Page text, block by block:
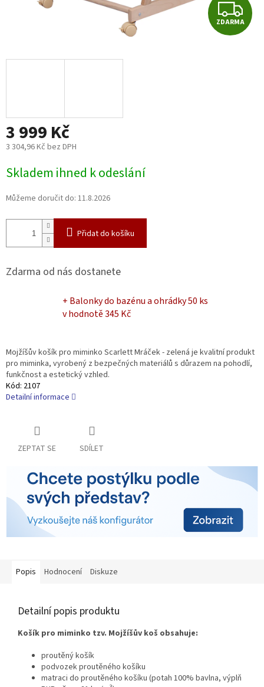
Z
D
ZDARMA
3 999 Kč
3 304,96 Kč bez DPH
cena:
Skladem ihned k odeslání
Můžeme doručit do: 11.8.2026
Přidat do košíku
Zdarma od nás dostanete
+ Balonky do bazénu a ohrádky 50 ks
v hodnotě 345 Kč
Mojžíšův košík pro miminko Scarlett Mráček - zelená je kvalitní produkt
pro miminka, vyrobený z bezpečných materiálů s důrazem na pohodlí,
funkčnost a estetický vzhled.
Kód: 2107
Detailní informace
ZEPTAT SE SDÍLET
Popis Hodnocení Diskuze
Detailní popis produktu
Košík pro miminko tzv. Mojžíšův koš obsahuje:
proutěný košík
podvozek proutěného košíku
matraci do proutěného košíku (potah 100% bavlna, výplň